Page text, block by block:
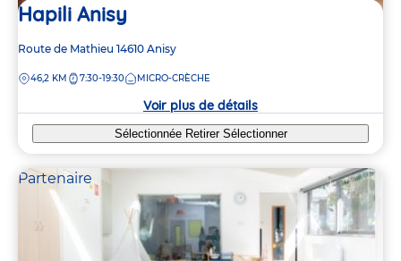
Hapili Anisy
Adresse
la
Route de Mathieu 14610 Anisy
DISTANCE
46,2 KM 7:30-19:30 MICRO-CRÈCHE
Voir plus de détails
Sélectionnée Retirer Sélectionner
Partenaire